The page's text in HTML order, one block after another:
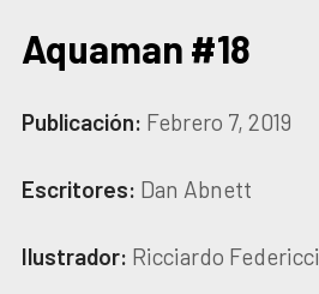
Aquaman #18
Publicación: Febrero 7, 2019
Escritores: Dan Abnett
Ilustrador: Ricciardo Federicci